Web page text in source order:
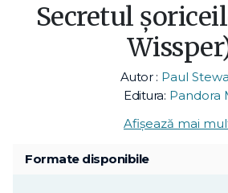
Secretul
Autor : Paul
Editura: Pandora
Afișează mai
Formate disponibile